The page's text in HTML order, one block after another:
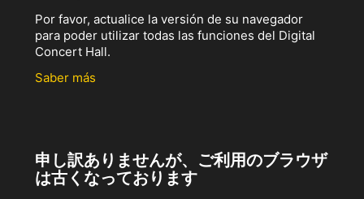
Por favor, actualice la versión de su navegador
para poder utilizar todas las funciones del Digital
Concert Hall.
Saber más
申し訳ありませんが、ご利用のブラウザ
は古くなっております